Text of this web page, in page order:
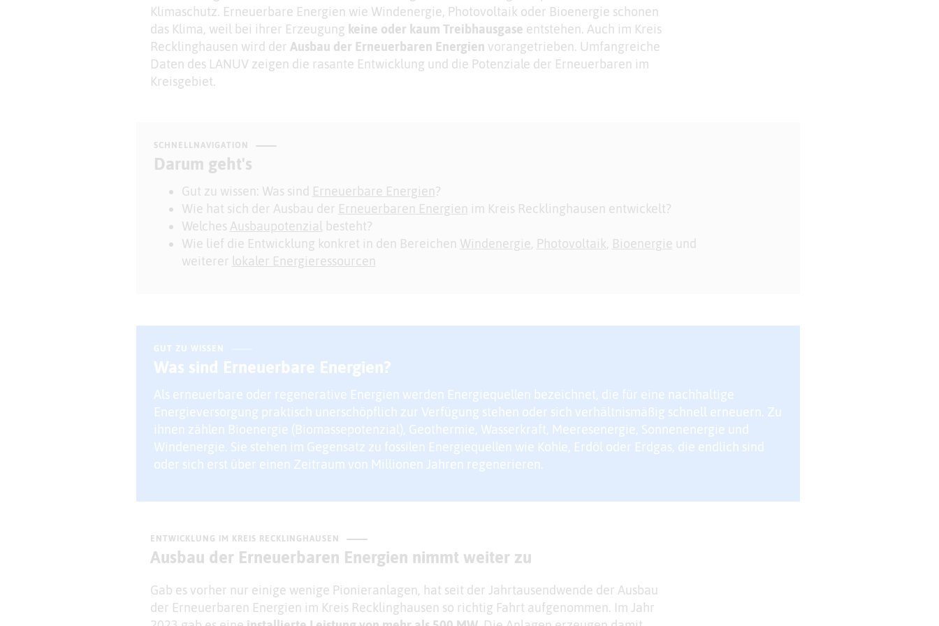
Klimaschutz. Erneuerbare Energien wie Windenergie, Photovoltaik oder Bioenergie schonen
das Klima, weil bei ihrer Erzeugung keine oder kaum Treibhausgase entstehen. Auch im Kreis
Recklinghausen wird der Ausbau der Erneuerbaren Energien vorangetrieben. Umfangreiche
Daten des LANUV zeigen die rasante Entwicklung und die Potenziale der Erneuerbaren im
Kreisgebiet.
SCHNELLNAVIGATION
Darum geht's
Gut zu wissen: Was sind Erneuerbare Energien?
Wie hat sich der Ausbau der Erneuerbaren Energien im Kreis Recklinghausen entwickelt?
Welches Ausbaupotenzial
besteht?
Wie lief die Entwicklung konkret in den Bereichen Windenergie, Photovoltaik, Bioenergie und
weiterer lokaler Energieressourcen
GUT ZU WISSEN
Was sind Erneuerbare Energien?
Als erneuerbare oder regenerative Energien werden Energiequellen bezeichnet, die für eine nachhaltige
Energieversorgung praktisch unerschöpflich zur Verfügung stehen oder sich verhältnismäßig schnell erneuern. Zu
ihnen zählen Bioenergie (Biomassepotenzial), Geothermie, Wasserkraft, Meeresenergie, Sonnenenergie und
Windenergie. Sie stehen im Gegensatz zu fossilen Energiequellen wie Kohle, Erdöl oder Erdgas, die endlich sind
oder sich erst über einen Zeitraum von Millionen Jahren regenerieren.
ENTWICKLUNG IM KREIS RECKLINGHAUSEN
Ausbau der Erneuerbaren Energien nimmt weiter zu
Gab es vorher nur einige wenige Pionieranlagen, hat seit der Jahrtausendwende der Ausbau
der Erneuerbaren Energien im Kreis Recklinghausen so richtig Fahrt aufgenommen. Im Jahr